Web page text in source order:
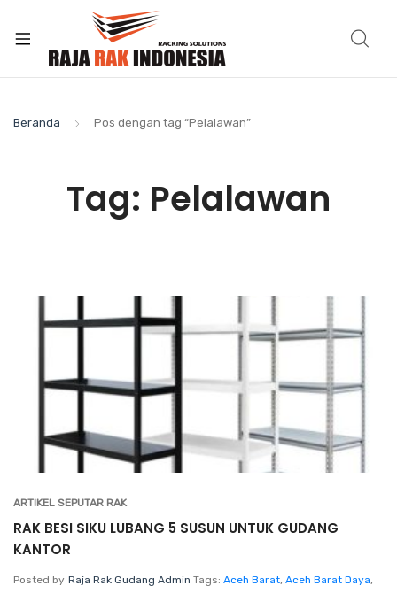
Beranda Pos dengan tag “Pelalawan”
Tag: Pelalawan
ARTIKEL SEPUTAR RAK
RAK BESI SIKU LUBANG 5 SUSUN UNTUK GUDANG
KANTOR
Posted by Raja Rak Gudang Admin Tags: Aceh Barat, Aceh Barat Daya,